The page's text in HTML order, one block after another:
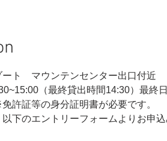
ト　マウンテンセンター出口付近
（最終貸出時間14:30）最終
許証等の身分証明書が必要です。
下のエントリーフォームよりお申